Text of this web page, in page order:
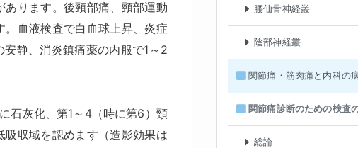
ります。後頸部痛、頸部運動
血液検査で白血球上昇、炎症
静、消炎鎮痛薬の内服で1～2
石灰化、第1～4（時に第6）頸
収域を認めます（造影効果は
腰仙骨神経叢
陰部神経叢
関節痛・筋肉痛と内科の
関節痛診断のための検査
総論